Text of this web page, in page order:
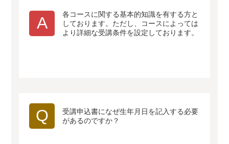
A
各コースに関する基本的知識を有する方と
しております。ただし、コースによっては
より詳細な受講条件を設定しております。
Q
受講申込書になぜ生年月日を記入する必要
があるのですか？